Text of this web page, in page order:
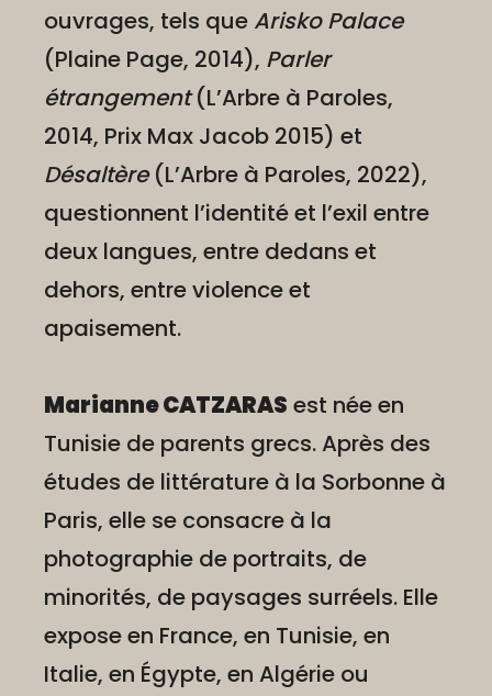
ouvrages, tels que Arisko Palace
(Plaine Page, 2014), Parler
étrangement(L’Arbre à Paroles,
2014, Prix Max Jacob 2015) et
Désaltère(L’Arbre à Paroles, 2022),
questionnent l’identité et l’exil entre
deux langues, entre dedans et
dehors, entre violence et
apaisement.
Marianne CATZARAS est née en
Tunisie de parents grecs. Après des
études de littérature à la Sorbonne à
Paris, elle se consacre à la
photographie de portraits, de
minorités, de paysages surréels. Elle
expose en France, en Tunisie, en
Italie, en Égypte, en Algérie ou